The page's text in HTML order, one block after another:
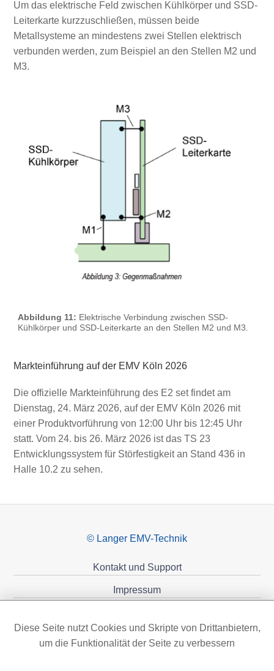
Um das elektrische Feld zwischen Kühlkörper und SSD-
Leiterkarte kurzzuschließen, müssen beide
Metallsysteme an mindestens zwei Stellen elektrisch
verbunden werden, zum Beispiel an den Stellen M2 und
M3.
Abbildung 11: Elektrische Verbindung zwischen SSD-
Kühlkörper und SSD-Leiterkarte an den Stellen M2 und M3.
Markteinführung auf der EMV Köln 2026
Die offizielle Markteinführung des E2 set findet am
Dienstag, 24. März 2026, auf der EMV Köln 2026 mit
einer Produktvorführung von 12:00 Uhr bis 12:45 Uhr
statt. Vom 24. bis 26. März 2026 ist das TS 23
Entwicklungssystem für Störfestigkeit an Stand 436 in
Halle 10.2 zu sehen.
© Langer EMV-Technik
Kontakt und Support
Impressum
Diese Seite nutzt Cookies und Skripte von Drittanbietern,
um die Funktionalität der Seite zu verbessern